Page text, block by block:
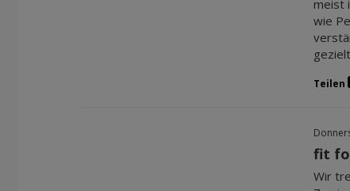
meist
wie
Teilen
fit
Wir